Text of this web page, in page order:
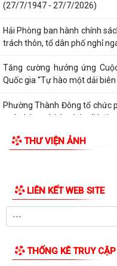
(27/7/1947 - 27/7/2026)
Hải Phòng ban hành chính
trách thôn, tổ dân phố nghỉ
Tăng cường hưởng ứng
Quốc gia “Tự hào một dải biên
Phường Thành Đông tổ chức
ngân hàng chính sách xã hội
Hơn 1.600 đoàn viên, người
hè năm 2026 cho đội ngũ giáo
Phường Thành Đông tri ân
nhân kỷ niệm 79 năm Ngày
THƯ VIỆN ẢNH